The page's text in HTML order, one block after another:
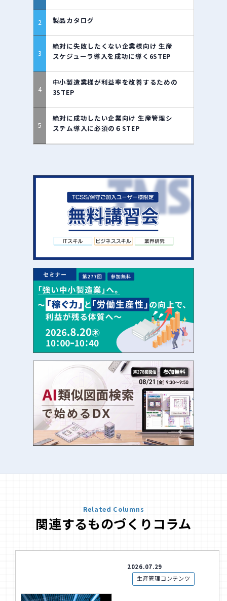
製品カタログ
絶対に失敗したくない企業様向け 生産
スケジューラ導入を成功に導く6STEP
中小製造業様が利益率を改善するための
3STEP
絶対に成功したい企業向け 生産管理シ
ステム導入に必須の６STEP
関連するものづくりコラム
Related Columns
2026.07.29
生産管理コンテンツ